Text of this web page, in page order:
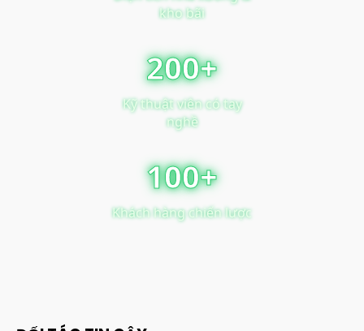
kho bãi
200+
Kỹ thuật viên có tay
nghề
100+
Khách hàng chiến lược